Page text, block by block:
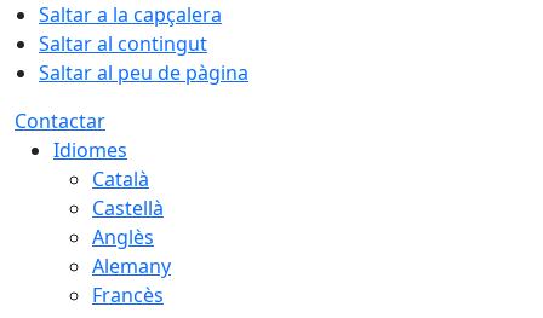
Saltar a la capçalera
Saltar al contingut
Saltar al peu de pàgina
Contactar
Idiomes
Català
Castellà
Anglès
Alemany
Francès